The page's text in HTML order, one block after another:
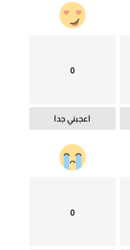
0
اعجبني جدا
0